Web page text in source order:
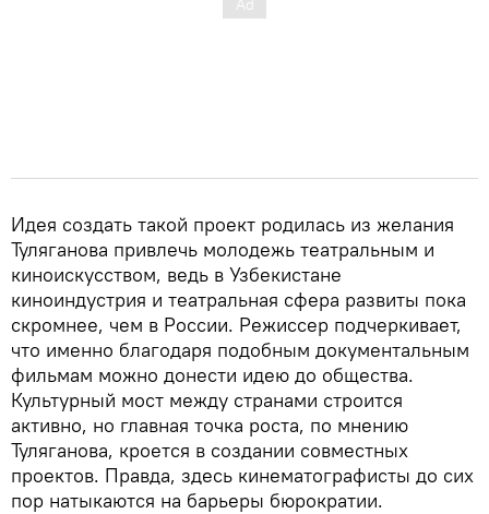
Идея создать такой проект родилась из желания
Туляганова привлечь молодежь театральным и
киноискусством, ведь в Узбекистане
киноиндустрия и театральная сфера развиты пока
скромнее, чем в России. Режиссер подчеркивает,
что именно благодаря подобным документальным
фильмам можно донести идею до общества.
Культурный мост между странами строится
активно, но главная точка роста, по мнению
Туляганова, кроется в создании совместных
проектов. Правда, здесь кинематографисты до сих
пор натыкаются на барьеры бюрократии.